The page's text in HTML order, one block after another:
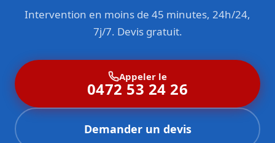
Intervention en moins de 45 minutes, 24h/24,
7j/7. Devis gratuit.
Appeler le
0472 53 24 26
Demander un devis